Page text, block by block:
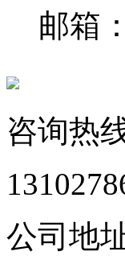
邮箱
咨询热
公司地